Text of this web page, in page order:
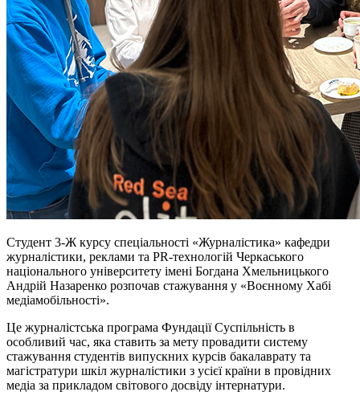
Студент 3-Ж курсу спеціальності «Журналістика» кафедри
журналістики, реклами та PR-технологій Черкаського
національного університету імені Богдана Хмельницького
Андрій Назаренко розпочав стажування у «Воєнному Хабі
медіамобільності».
Це журналістська програма Фундації Суспільність в
особливий час, яка ставить за мету провадити систему
стажування студентів випускних курсів бакалаврату та
магістратури шкіл журналістики з усієї країни в провідних
медіа за прикладом світового досвіду інтернатури.